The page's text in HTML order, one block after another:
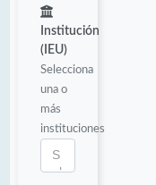
Institución
(IEU)
Selecciona
una o
más
instituciones